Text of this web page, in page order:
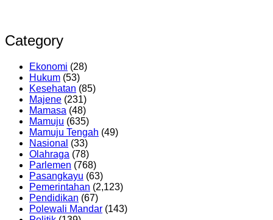
Category
Ekonomi (28)
Hukum (53)
Kesehatan (85)
Majene (231)
Mamasa (48)
Mamuju (635)
Mamuju Tengah (49)
Nasional (33)
Olahraga (78)
Parlemen (768)
Pasangkayu (63)
Pemerintahan (2,123)
Pendidikan (67)
Polewali Mandar (143)